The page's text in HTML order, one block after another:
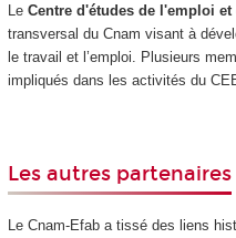
Le Centre d'études de l'emploi et
transversal du Cnam visant à
le travail et l’emploi. Plusieurs
impliqués dans les activités du
Les autres partenaires
Le Cnam-Efab a tissé des liens